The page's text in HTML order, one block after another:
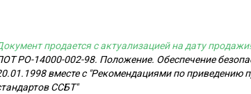
продается с актуализацией на дату продажи!
РО-14000-002-98. Положение. Обеспечение
вместе с "Рекомендациями по приведению
ССБТ"